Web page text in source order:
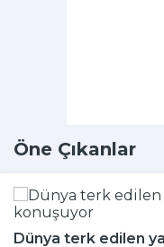
Öne Çıkanlar
Dünya terk edilen